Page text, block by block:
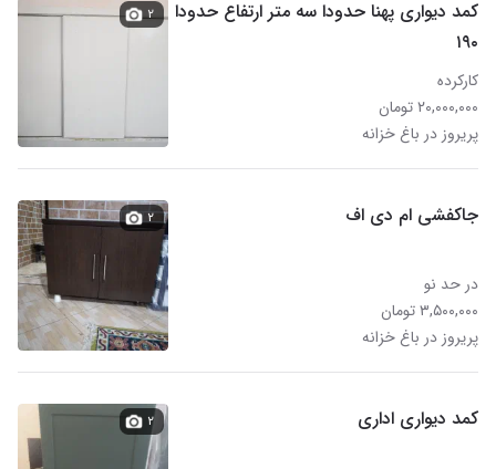
کمد دیواری پهنا حدودا سه متر ارتفاع حدودا
۱۹۰
کارکرده
۲۰,۰۰۰,۰۰۰ تومان
پریروز در باغ خزانه
۲
جاکفشی ام دی اف
در حد نو
۳,۵۰۰,۰۰۰ تومان
پریروز در باغ خزانه
۲
کمد دیواری اداری ۲